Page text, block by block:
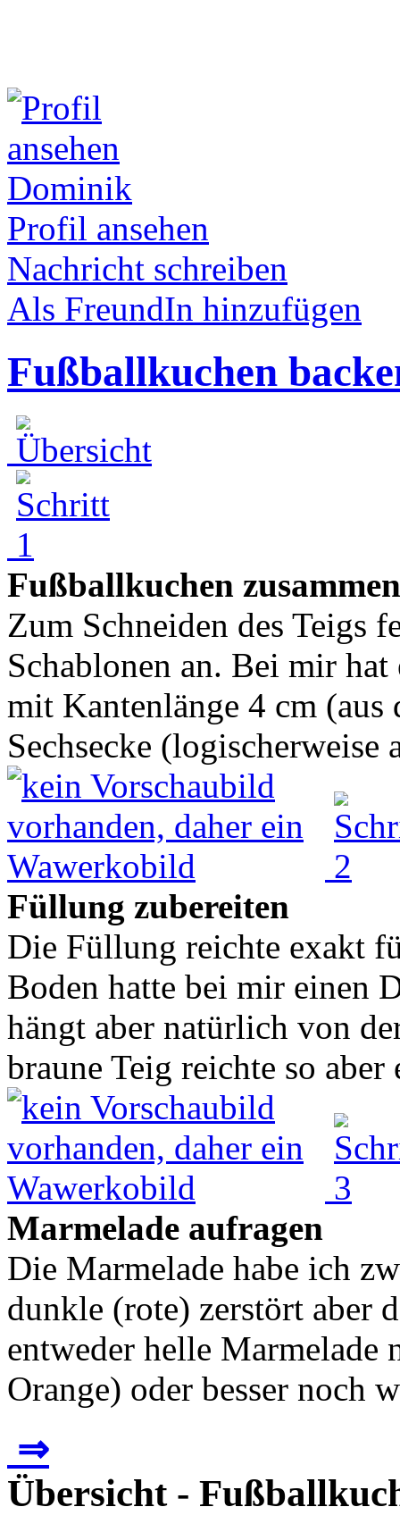
Dominik
Profil ansehen
Nachricht schreiben
Als FreundIn hinzufügen
Fußballkuchen
Fußballkuchen
Zum Schneiden des Teigs
Schablonen an. Bei mir
mit Kantenlänge 4 cm (aus
Sechsecke (logischerweise
Füllung zubereiten
Die Füllung reichte exakt
Boden hatte bei mir einen
hängt aber natürlich von
braune Teig reichte so aber
Marmelade aufragen
Die Marmelade habe ich
dunkle (rote) zerstört aber
entweder helle Marmelade
Orange) oder besser noch
⇒
Übersicht -